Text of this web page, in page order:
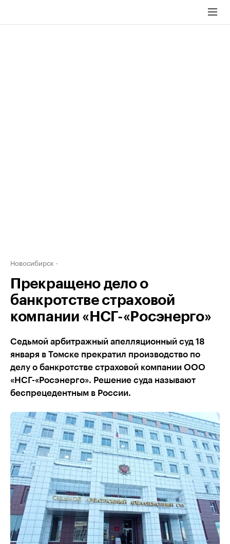
Новосибирск
Прекращено дело о
банкротстве страховой
компании «НСГ-«Росэнерго»
Седьмой арбитражный апелляционный суд 18
января в Томске прекратил производство по
делу о банкротстве страховой компании ООО
«НСГ-«Росэнерго». Решение суда называют
беспрецедентным в России.